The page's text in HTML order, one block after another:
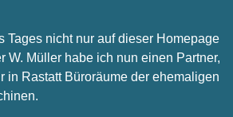
Tages nicht nur auf dieser Homepage
Müller habe ich nun einen Partner,
in Rastatt Büroräume der ehemaligen